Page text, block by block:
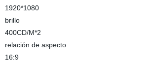
1920*1080
brillo
400CD/M*2
relación de aspecto
16:9